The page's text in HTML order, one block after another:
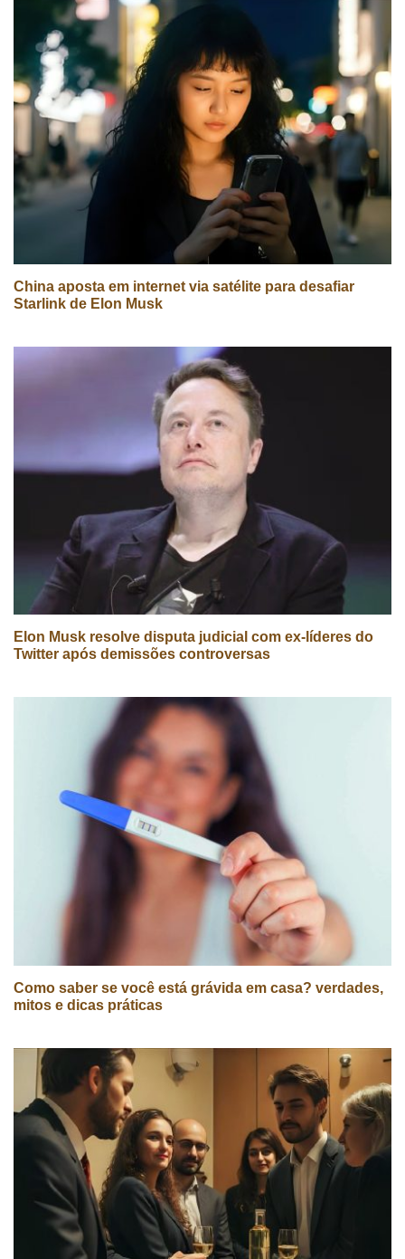
China aposta em internet via satélite para desafiar
Starlink de Elon Musk
Elon Musk resolve disputa judicial com ex-líderes do
Twitter após demissões controversas
Como saber se você está grávida em casa? verdades,
mitos e dicas práticas